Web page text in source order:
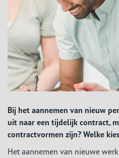
Bij het aannemen van nieuw
uit naar een tijdelijk contract,
contractvormen zijn? Welke
Het aannemen van nieuwe